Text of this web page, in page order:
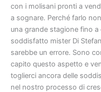
con i molisani pronti a
a sognare. Perché farlo
una grande stagione fino
soddisfatto mister Di
sarebbe un errore. Sono
capito questo aspetto e
toglierci ancora delle
nel nostro processo di